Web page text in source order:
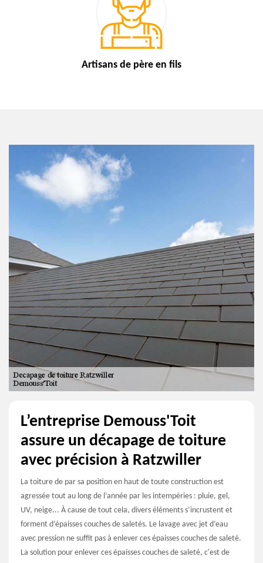
Artisans de père en fils
L’entreprise Demouss'Toit
assure un décapage de toiture
avec précision à Ratzwiller
La toiture de par sa position en haut de toute construction est
agressée tout au long de l’année par les intempéries : pluie, gel,
UV, neige... À cause de tout cela, divers éléments s’incrustent et
forment d’épaisses couches de saletés. Le lavage avec jet d’eau
avec pression ne suffit pas à enlever ces épaisses couches de saleté.
La solution pour enlever ces épaisses couches de saleté, c'est de